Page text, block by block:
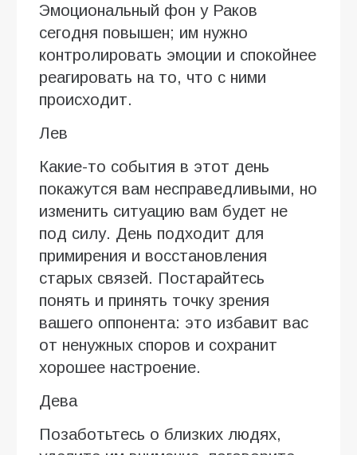
Эмоциональный фон у Раков
сегодня повышен; им нужно
контролировать эмоции и спокойнее
реагировать на то, что с ними
происходит.
Лев
Какие-то события в этот день
покажутся вам несправедливыми, но
изменить ситуацию вам будет не
под силу. День подходит для
примирения и восстановления
старых связей. Постарайтесь
понять и принять точку зрения
вашего оппонента: это избавит вас
от ненужных споров и сохранит
хорошее настроение.
Дева
Позаботьтесь о близких людях,